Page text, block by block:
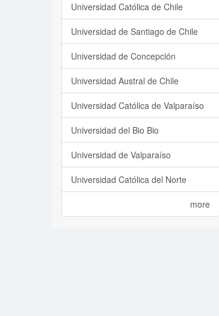
Universidad Católica de Chile
Universidad de Santiago de Chile
Universidad de Concepción
Universidad Austral de Chile
Universidad Católica de Valparaíso
Universidad del Bio Bio
Universidad de Valparaíso
Universidad Católica del Norte
more